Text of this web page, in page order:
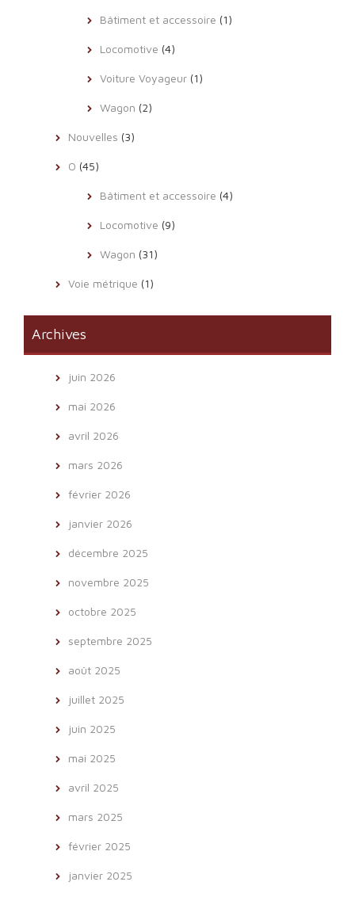
Bâtiment et accessoire (1)
Locomotive (4)
Voiture Voyageur (1)
Wagon (2)
Nouvelles (3)
O (45)
Bâtiment et accessoire (4)
Locomotive (9)
Wagon (31)
Voie métrique (1)
Archives
juin 2026
mai 2026
avril 2026
mars 2026
février 2026
janvier 2026
décembre 2025
novembre 2025
octobre 2025
septembre 2025
août 2025
juillet 2025
juin 2025
mai 2025
avril 2025
mars 2025
février 2025
janvier 2025